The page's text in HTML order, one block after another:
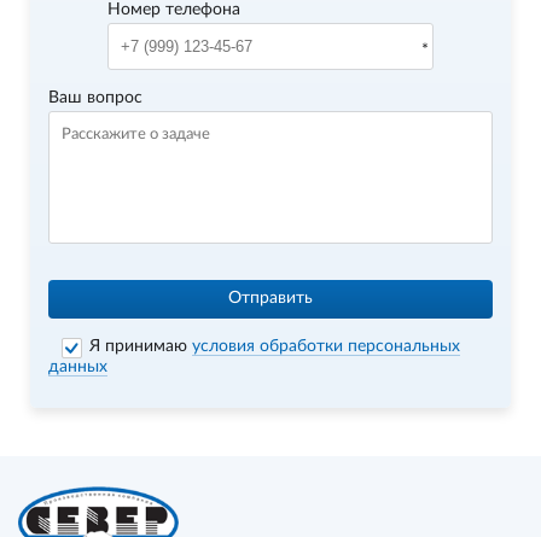
Номер телефона
Ваш вопрос
Отправить
Я принимаюусловия обработки персональных
данных